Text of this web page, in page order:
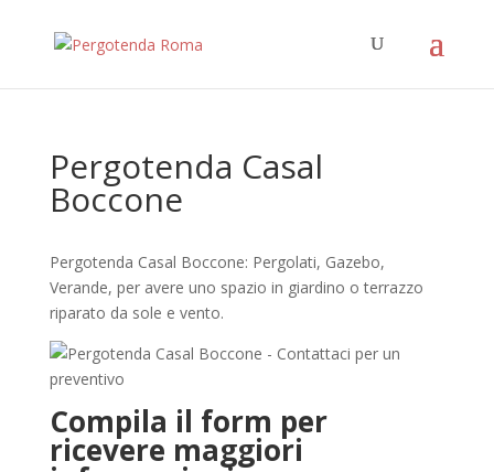
Pergotenda Casal
Boccone
Pergotenda Casal Boccone: Pergolati, Gazebo,
Verande, per avere uno spazio in giardino o terrazzo
riparato da sole e vento.
Compila il form per
ricevere maggiori